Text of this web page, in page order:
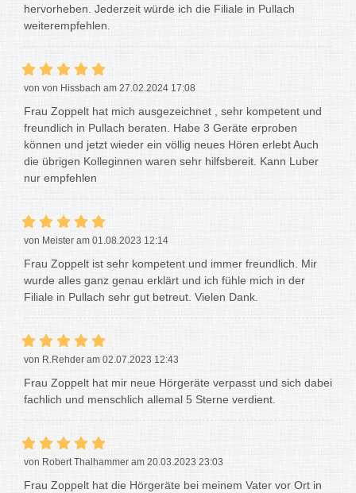
hervorheben. Jederzeit würde ich die Filiale in Pullach
weiterempfehlen.
von von Hissbach am 27.02.2024 17:08
Frau Zoppelt hat mich ausgezeichnet , sehr kompetent und
freundlich in Pullach beraten. Habe 3 Geräte erproben
können und jetzt wieder ein völlig neues Hören erlebt Auch
die übrigen Kolleginnen waren sehr hilfsbereit. Kann Luber
nur empfehlen
von Meister am 01.08.2023 12:14
Frau Zoppelt ist sehr kompetent und immer freundlich. Mir
wurde alles ganz genau erklärt und ich fühle mich in der
Filiale in Pullach sehr gut betreut. Vielen Dank.
von R.Rehder am 02.07.2023 12:43
Frau Zoppelt hat mir neue Hörgeräte verpasst und sich dabei
fachlich und menschlich allemal 5 Sterne verdient.
von Robert Thalhammer am 20.03.2023 23:03
Frau Zoppelt hat die Hörgeräte bei meinem Vater vor Ort in